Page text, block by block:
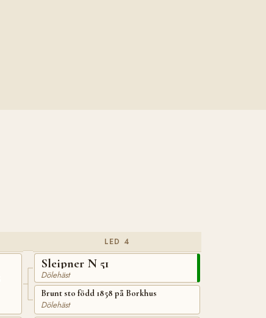
LED 4
Sleipner N 51
Dölehäst
Brunt sto född 1858 på Borkhus
Dölehäst